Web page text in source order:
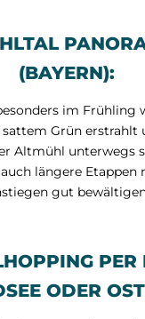
(BAYERN):
im Frühling
sattem Grün erstrahlt
Altmühl unterwegs
längere
gut
PER
ODER